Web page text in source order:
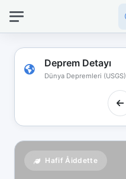
Deprem Detayı
Dünya Depremleri (USGS)
Hafif Åiddette
bağlantınız
koptu!
Çevrimdışı
moddasınız.